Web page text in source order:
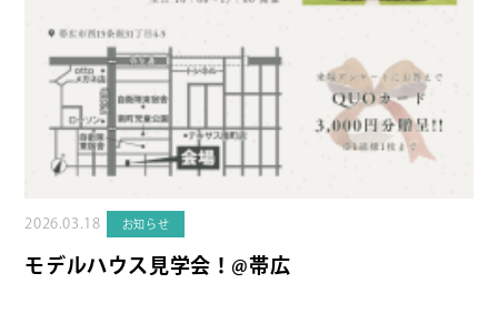
2026.03.18 お知らせ
モデルハウス見学会！@帯広